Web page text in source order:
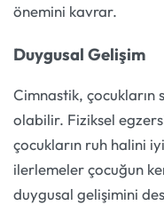
önemini kavrar.
Duygusal Gelişim
Cimnastik, çocukların
olabilir. Fiziksel
çocukların ruh halini
ilerlemeler çocuğun
duygusal gelişimini